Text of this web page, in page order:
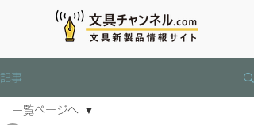
記事
一覧ページへ